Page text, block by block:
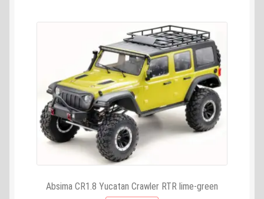
Absima CR1.8 Yucatan Crawler RTR lime-green